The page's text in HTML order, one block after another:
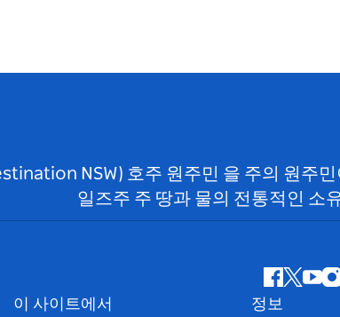
NSW) 호주 원주민 을 주의 원주
일즈주 주 땅과 물의 전통적인 소
페
이
지 유
이 사이트에서 정보